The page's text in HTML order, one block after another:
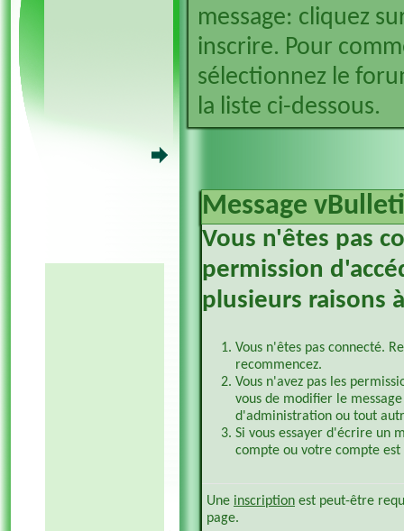
message: cliquez
inscrire. Pour
sélectionnez le
la liste ci-dessous.
Message
Vous n'êtes pas
permission
plusieurs raisons
Vous n'êtes pas connecté.
recommencez.
Vous n'avez pas les
vous de modifier le
d'administration ou tout
Si vous essayer d'écrire un
compte ou votre compte
Une inscription est peut-être
page.